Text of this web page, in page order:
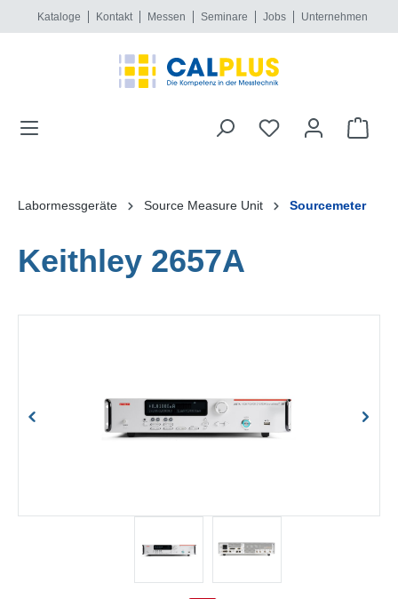
springen
Kataloge Kontakt Messen Seminare Jobs Unternehmen
Labormessgeräte Source Measure Unit Sourcemeter
Keithley 2657A